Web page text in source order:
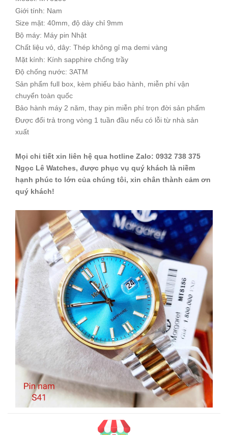
Giới tính: Nam
Size mặt: 40mm, độ dày chỉ 9mm
Bộ máy: Máy pin Nhật
Chất liệu vỏ, dây: Thép không gỉ mạ demi vàng
Mặt kính: Kính sapphire chống trầy
Độ chống nước: 3ATM
Sản phẩm full box, kèm phiếu bảo hành, miễn phí vận
chuyển toàn quốc
Bảo hành máy 2 năm, thay pin miễn phí trọn đời sản phẩm
Được đổi trả trong vòng 1 tuần đầu nếu có lỗi từ nhà sản
xuất
Mọi chi tiết xin liên hệ qua hotline Zalo: 0932 738 375
Ngọc Lê Watches, được phục vụ quý khách là niềm
hạnh phúc to lớn của chúng tôi, xin chân thành cảm ơn
quý khách!